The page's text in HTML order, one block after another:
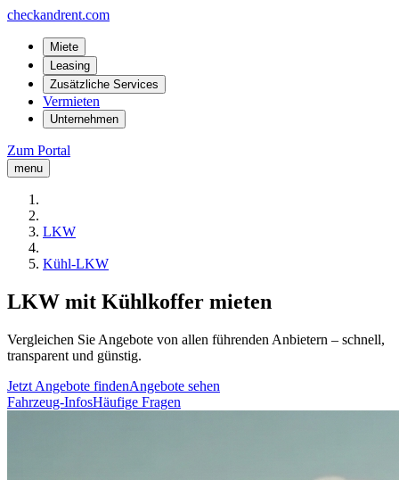
checkandrent.com
Miete
Leasing
Zusätzliche Services
Vermieten
Unternehmen
Zum Portal
menu
LKW
Kühl-LKW
LKW mit Kühlkoffer mieten
Vergleichen Sie Angebote von allen führenden Anbietern – schnell,
transparent und günstig.
Jetzt Angebote findenAngebote sehen
Fahrzeug-InfosHäufige Fragen